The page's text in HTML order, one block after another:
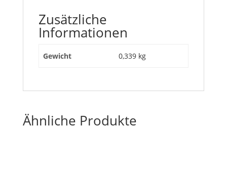
Zusätzliche
Informationen
Gewicht 0,339 kg
Ähnliche Produkte